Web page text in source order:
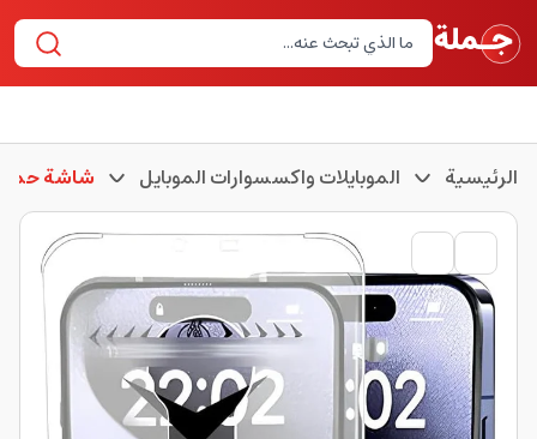
الرئيسية الموبايلات واكسسوارات الموبايل شاشة